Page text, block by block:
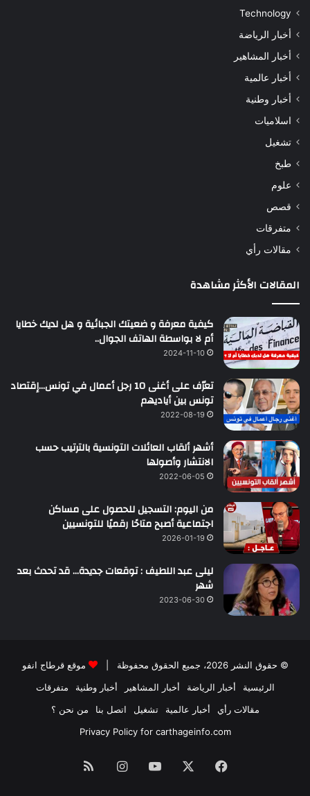
Technology
أخبار الرياضة
أخبار المشاهير
أخبار عالمية
أخبار وطنية
اسلاميات
تشغيل
طبخ
علوم
قصص
متفرقات
مقالات رأي
المقالات الأكثر مشاهدة
كيفية معرفة و ضعيتك الجبائية و هل لديك خطايا
أم لا بواسطة الهاتف الجوال..
2024-11-10
تعرّف على أغنى 10 رجل أعمال في تونس…إقتصاد
تونس بين أياديهم
2022-08-19
أشهر ألقاب العائلات التونسية بالترتيب حسب
الانتشار وأصولها
2022-06-05
من اليوم: التسجيل للحصول على مساكن
اجتماعية أصبح متاحًا رقميًا للتونسيين
2026-01-19
ليلى عبد اللطيف : توقعات جديدة… قد تحدث بعد
شهر
2023-06-30
© حقوق النشر 2026، جميع الحقوق محفوظة |
موقع قرطاج انفو
الرئيسية
أخبار الرياضة أخبار المشاهير أخبار وطنية
متفرقات
مقالات رأي
أخبار عالمية تشغيل اتصل بنا
من نحن ؟
Privacy Policy for carthageinfo.com
فيسبوك ‫YouTubeانستقرام